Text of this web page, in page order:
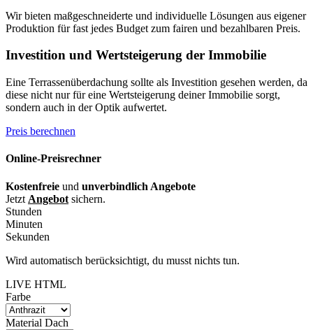
Wir bieten maßgeschneiderte und individuelle Lösungen aus eigener
Produktion für fast jedes Budget zum fairen und bezahlbaren Preis.
Investition und Wertsteigerung der Immobilie
Eine Terrassenüberdachung sollte als Investition gesehen werden, da
diese nicht nur für eine Wertsteigerung deiner Immobilie sorgt,
sondern auch in der Optik aufwertet.
Preis berechnen
Online-Preisrechner
Kostenfreie und unverbindlich Angebote
Jetzt Angebot sichern.
Stunden
Minuten
Sekunden
Wird automatisch berücksichtigt, du musst nichts tun.
LIVE HTML
Farbe
Material Dach